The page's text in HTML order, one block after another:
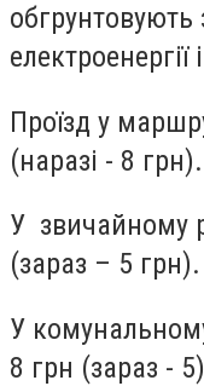
обгрунтовують
електроенергії
Проїзд у
(наразі - 8 грн).
У звичайному
(зараз – 5 грн).
У
8 грн (зараз - 5)